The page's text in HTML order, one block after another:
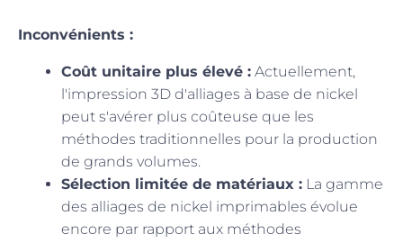
Inconvénients :
Coût unitaire plus élevé : Actuellement,
l'impression 3D d'alliages à base de nickel
peut s'avérer plus coûteuse que les
méthodes traditionnelles pour la production
de grands volumes.
Sélection limitée de matériaux : La gamme
des alliages de nickel imprimables évolue
encore par rapport aux méthodes